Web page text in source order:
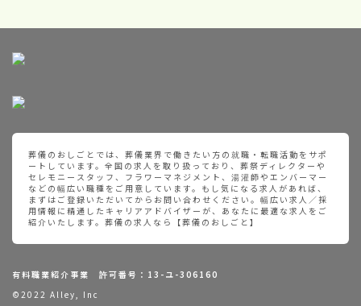
葬儀のおしごとでは、葬儀業界で働きたい方の就職・転職活動をサポ
ートしています。全国の求人を取り扱っており、葬祭ディレクターや
セレモニースタッフ、フラワーマネジメント、湯灌師やエンバーマー
などの幅広い職種をご用意しています。もし気になる求人があれば、
まずはご登録いただいてからお問い合わせください。幅広い求人／採
用情報に精通したキャリアアドバイザーが、あなたに最適な求人をご
紹介いたします。葬儀の求人なら【葬儀のおしごと】
有料職業紹介事業 許可番号：13-ユ-306160
©2022 Alley, Inc